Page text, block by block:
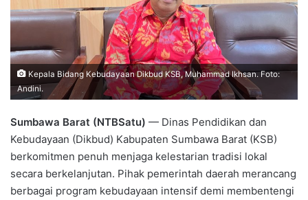
Kepala Bidang Kebudayaan Dikbud KSB, Muhammad Ikhsan. Foto:
Andini.
Sumbawa Barat (NTBSatu) — Dinas Pendidikan dan
Kebudayaan (Dikbud) Kabupaten Sumbawa Barat (KSB)
berkomitmen penuh menjaga kelestarian tradisi lokal
secara berkelanjutan. Pihak pemerintah daerah merancang
berbagai program kebudayaan intensif demi membentengi